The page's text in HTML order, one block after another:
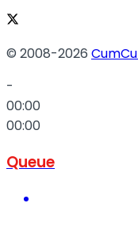
© 2008-2026
-
00:00
00:00
Queue